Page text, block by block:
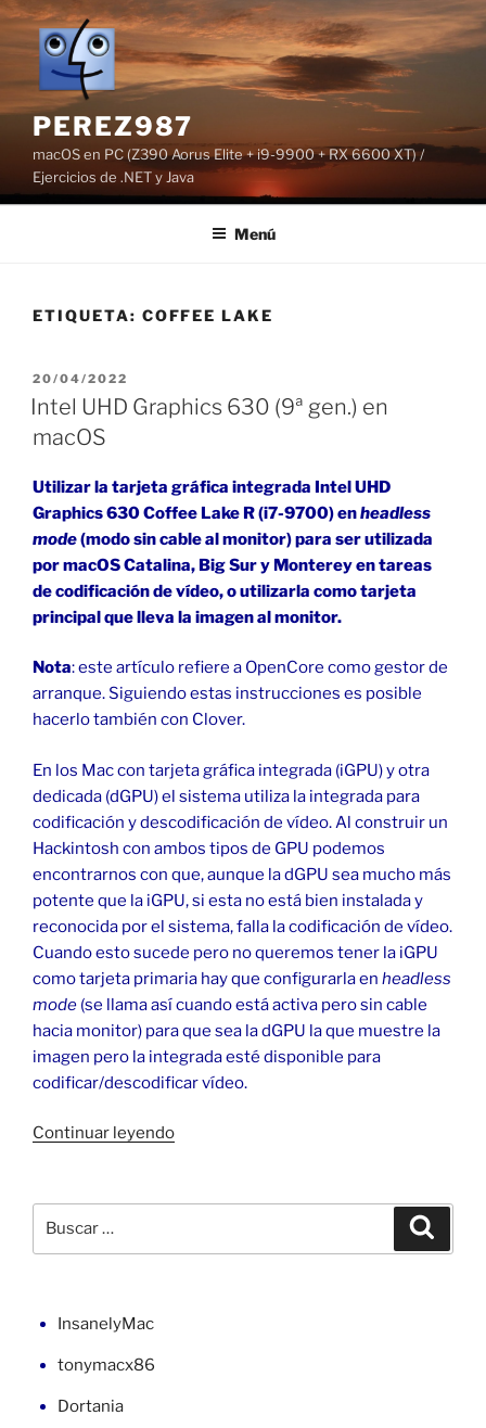
Saltar
contenido
PEREZ987
macOS en PC (Z390 Aorus Elite + i9-9900 + RX 6600 XT) /
Ejercicios de .NET y Java
Menú
ETIQUETA: COFFEE LAKE
PUBLICADO
EL
20/04/2022
Intel UHD Graphics 630 (9ª gen.) en
macOS
Utilizar la tarjeta gráfica integrada Intel UHD
Graphics 630 Coffee Lake R (i7-9700) enheadless
mode(modo sin cable al monitor) para ser utilizada
por macOS Catalina, Big Sur y Monterey en tareas
de codificación de vídeo, o utilizarla como tarjeta
principal que lleva la imagen al monitor.
Nota: este artículo refiere a OpenCore como gestor de
arranque. Siguiendo estas instrucciones es posible
hacerlo también con Clover.
En los Mac con tarjeta gráfica integrada (iGPU) y otra
dedicada (dGPU) el sistema utiliza la integrada para
codificación y descodificación de vídeo. Al construir un
Hackintosh con ambos tipos de GPU podemos
encontrarnos con que, aunque la dGPU sea mucho más
potente que la iGPU, si esta no está bien instalada y
reconocida por el sistema, falla la codificación de vídeo.
Cuando esto sucede pero no queremos tener la iGPU
como tarjeta primaria hay que configurarla en headless
mode (se llama así cuando está activa pero sin cable
hacia monitor) para que sea la dGPU la que muestre la
imagen pero la integrada esté disponible para
codificar/descodificar vídeo.
Continuar leyendo«Intel
630
por:
InsanelyMac
tonymacx86
Dortania